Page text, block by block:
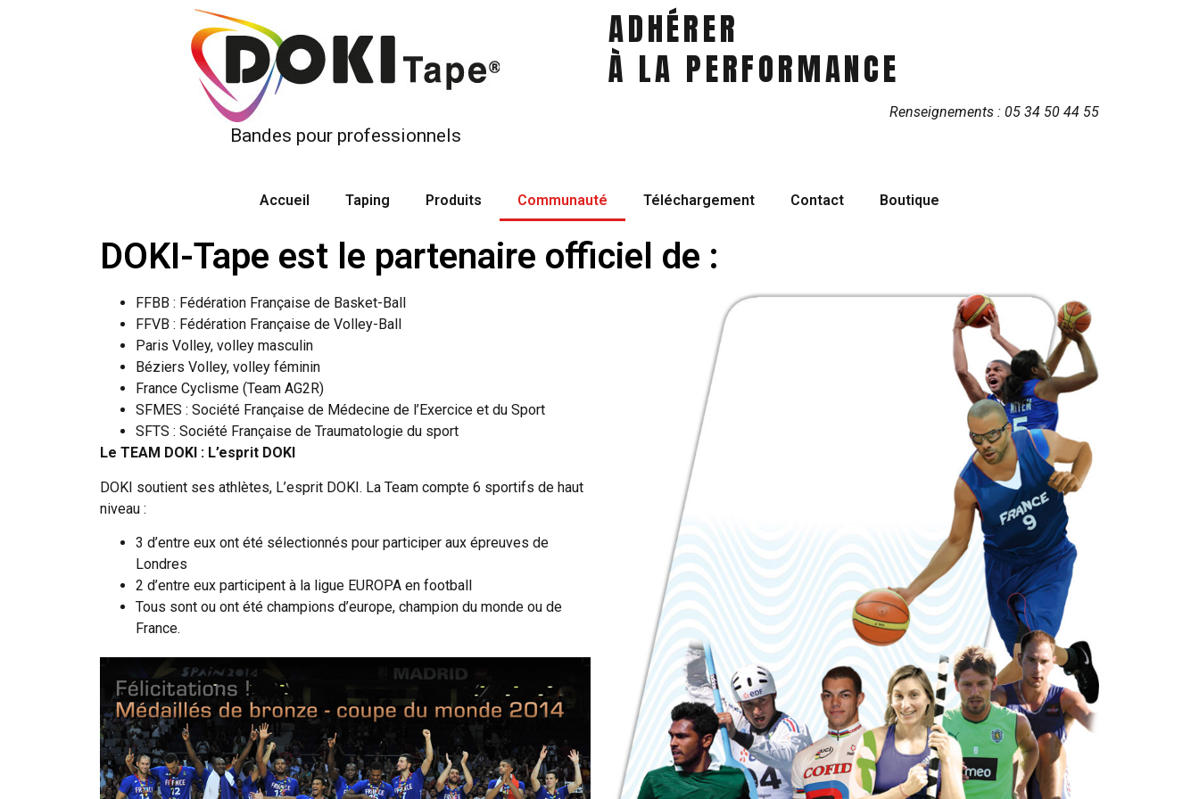
Bandes pour professionnels
ADHÉRER
À LA PERFORMANCE
Renseignements : 05 34 50 44 55
Accueil Taping Produits Communauté Téléchargement Contact Boutique
DOKI-Tape est le partenaire officiel de :
FFBB : Fédération Française de Basket-Ball
FFVB : Fédération Française de Volley-Ball
Paris Volley, volley masculin
Béziers Volley, volley féminin
France Cyclisme (Team AG2R)
SFMES : Société Française de Médecine de l’Exercice et du Sport
SFTS : Société Française de Traumatologie du sport
Le TEAM DOKI : L’esprit DOKI
DOKI soutient ses athlètes, L’esprit DOKI. La Team compte 6 sportifs de haut
niveau :
3 d’entre eux ont été sélectionnés pour participer aux épreuves de
Londres
2 d’entre eux participent à la ligue EUROPA en football
Tous sont ou ont été champions d’europe, champion du monde ou de
France.